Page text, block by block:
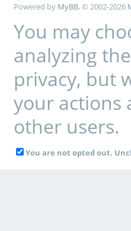
Powered by MyBB, © 2002-2026
You may
analyzing
privacy, but
your actions
other users.
You are not opted out.